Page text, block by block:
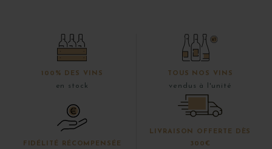
100% DES VINS
en stock
TOUS NOS VINS
vendus à l'unité
FIDÉLITÉ RÉCOMPENSÉE
LIVRAISON OFFERTE DÈS
300€